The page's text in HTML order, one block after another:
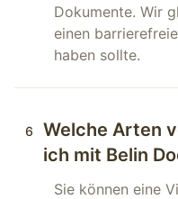
Dokumente. Wir
einen
haben sollte.
6
Welche Arten
ich mit Belin
Sie können eine